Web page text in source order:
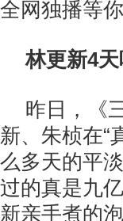
全网独播等你
林更新4
昨日，《
新、朱桢在“
么多天的平
过的真是九
新亲手煮的